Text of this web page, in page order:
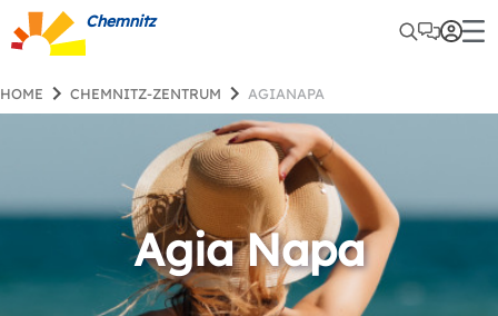
Chemnitz
HOME CHEMNITZ-ZENTRUM AGIANAPA
Agia Napa